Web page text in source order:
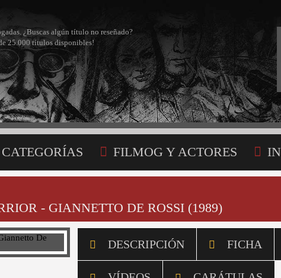
¿Buscas algún título no reseñado?
25.000 títulos disponibles!
CATEGORÍAS FILMOG Y ACTORES
- GIANNETTO DE ROSSI (1989)
DESCRIPCIÓN FICHA